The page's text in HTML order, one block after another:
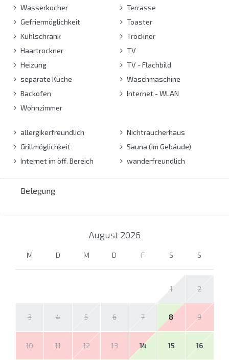
Wasserkocher
Gefriermöglichkeit
Kühlschrank
Haartrockner
Heizung
separate Küche
Backofen
Wohnzimmer
Terrasse
Toaster
Trockner
TV
TV - Flachbild
Waschmaschine
Internet - WLAN
allergikerfreundlich
Grillmöglichkeit
Internet im öff. Bereich
Nichtraucherhaus
Sauna (im Gebäude)
wanderfreundlich
Belegung
August 2026
M D M D F S S
1 2
3 4 5 6 7 8 9
10 11 12 13 14 15 16